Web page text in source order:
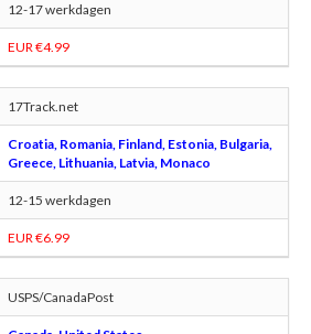
12-17 werkdagen
EUR €4.99
17Track.net
Croatia, Romania, Finland, Estonia, Bulgaria,
Greece, Lithuania, Latvia, Monaco
12-15 werkdagen
EUR €6.99
USPS/CanadaPost